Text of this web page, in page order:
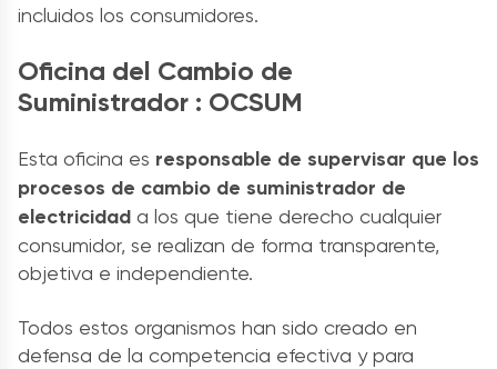
incluidos los consumidores.
Oficina del Cambio de
Suministrador : OCSUM
Esta oficina es responsable de supervisar que los
procesos de cambio de suministrador de
electricidad a los que tiene derecho cualquier
consumidor, se realizan de forma transparente,
objetiva e independiente.
Todos estos organismos han sido creado en
defensa de la competencia efectiva y para